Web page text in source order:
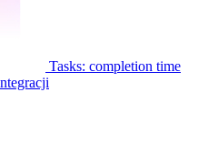
Tasks: completion time